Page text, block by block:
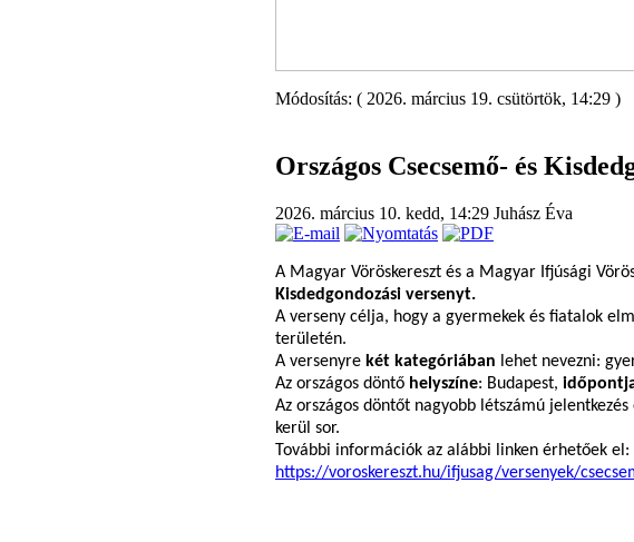
Módosítás: ( 2026. március 19. csütörtök, 14:29 )
Országos Csecsemő- és
2026. március 10. kedd, 14:29 Juhász Éva
A Magyar Vöröskereszt és a Magyar Ifjúsági
Kisdedgondozási versenyt.
A verseny célja, hogy a gyermekek és fiatalok
területén.
A versenyre két kategóriában lehet nevezni:
Az országos döntő helyszíne: Budapest,
Az országos döntőt nagyobb létszámú
kerül sor.
További információk az alábbi linken érhetőek el:
https://voroskereszt.hu/ifjusag/versenyek/